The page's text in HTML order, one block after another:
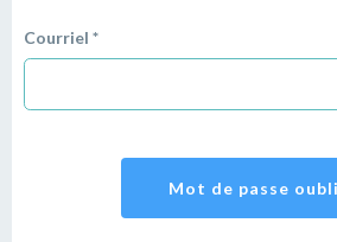
Courriel